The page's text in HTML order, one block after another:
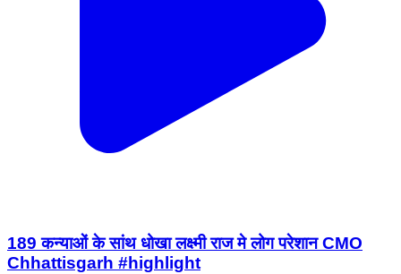
189 कन्याओं के सांथ धोखा लक्ष्मी राज मे लोग परेशान CMO
Chhattisgarh #highlight